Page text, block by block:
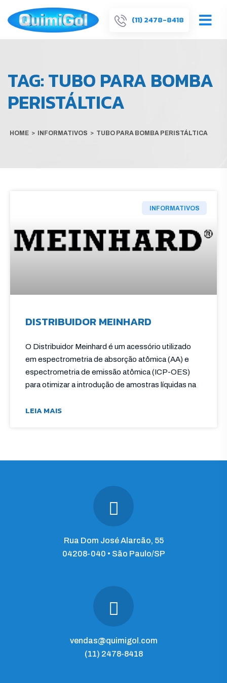
(11) 2478-8418
TAG:TUBO PARA BOMBA
PERISTÁLTICA
HOME > INFORMATIVOS > TUBO PARA BOMBA PERISTÁLTICA
INFORMATIVOS
DISTRIBUIDOR MEINHARD
O Distribuidor Meinhard é um acessório utilizado
em espectrometria de absorção atômica (AA) e
espectrometria de emissão atômica (ICP-OES)
para otimizar a introdução de amostras líquidas na
LEIA MAIS
Rua Dom José Alarcão, 55
04208-040 • São Paulo/SP
vendas@quimigol.com
(11) 2478-8418